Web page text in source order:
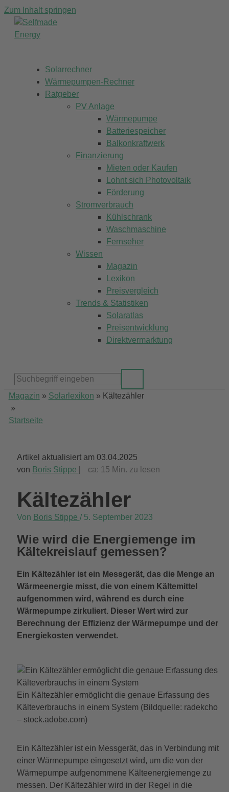
Zum Inhalt springen
Solarrechner
Wärmepumpen-Rechner
Ratgeber
PV Anlage
Wärmepumpe
Batteriespeicher
Balkonkraftwerk
Finanzierung
Mieten oder Kaufen
Lohnt sich Photovoltaik
Förderung
Stromverbrauch
Kühlschrank
Waschmaschine
Fernseher
Wissen
Magazin
Lexikon
Preisvergleich
Trends & Statistiken
Solaratlas
Preisentwicklung
Direktvermarktung
Startseite
»
Magazin » Solarlexikon » Kältezähler
Artikel aktualisiert am 03.04.2025
von Boris Stippe ca: 15 Min. zu lesen
Kältezähler
Von Boris Stippe / 5. September 2023
Wie wird die Energiemenge im
Kältekreislauf gemessen?
Ein Kältezähler ist ein Messgerät, das die Menge an
Wärmeenergie misst, die von einem Kältemittel
aufgenommen wird, während es durch eine
Wärmepumpe zirkuliert. Dieser Wert wird zur
Berechnung der Effizienz der Wärmepumpe und der
Energiekosten verwendet.
Ein Kältezähler ermöglicht die genaue Erfassung des
Kälteverbrauchs in einem System (Bildquelle: radekcho
– stock.adobe.com)
Ein Kältezähler ist ein Messgerät, das in Verbindung mit
einer Wärmepumpe eingesetzt wird, um die von der
Wärmepumpe aufgenommene Kälteenergiemenge zu
messen. Der Kältezähler wird in der Regel in die